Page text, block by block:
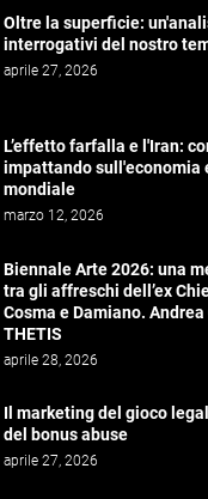
Oltre la superficie:
interrogativi del nostro
aprile 27, 2026
L’effetto farfalla e l'Iran:
impattando sull'economia
mondiale
marzo 12, 2026
Biennale Arte 2026: una
tra gli affreschi dell’ex
Cosma e Damiano.
THETIS
aprile 28, 2026
Il marketing del gioco
del bonus abuse
aprile 27, 2026